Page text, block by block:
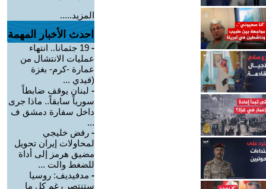
المزيد.....
احدث الأخبار المهمة
-
19 جثمانا.. انتهاء
عمليات الانتشال من
عمارة -كرم- بغزة
(فيدي ...
- لبنان يوقف ضابطاً
سورياً سابقاً.. ماذا جرى
داخل سفارة دمشق ف
...
- رفض خليجي
لمحاولات إيران تحويل
مضيق هرمز إلى أداة
للضغط والت ...
- مدفيديف: روسيا
ستنتصر رغم كل ما